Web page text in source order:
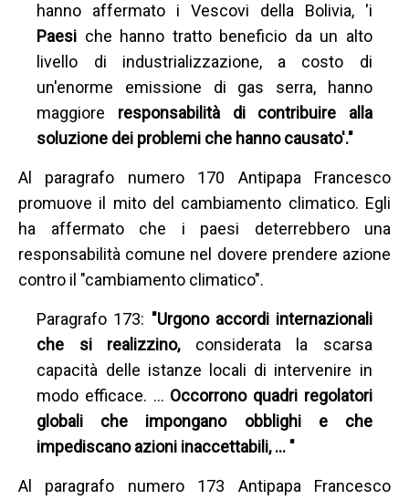
hanno affermato i Vescovi della Bolivia, 'i
Paesi che hanno tratto beneficio da un alto
livello di industrializzazione, a costo di
un'enorme emissione di gas serra, hanno
maggiore responsabilità di contribuire alla
soluzione dei problemi che hanno causato'."
Al paragrafo numero 170 Antipapa Francesco
promuove il mito del cambiamento climatico. Egli
ha affermato che i paesi deterrebbero una
responsabilità comune nel dovere prendere azione
contro il "cambiamento climatico".
Paragrafo 173: "Urgono accordi internazionali
che si realizzino,considerata la scarsa
capacità delle istanze locali di intervenire in
modo efficace. … Occorrono quadri regolatori
globali che impongano obblighi e che
impediscano azioni inaccettabili, … "
Al paragrafo numero 173 Antipapa Francesco